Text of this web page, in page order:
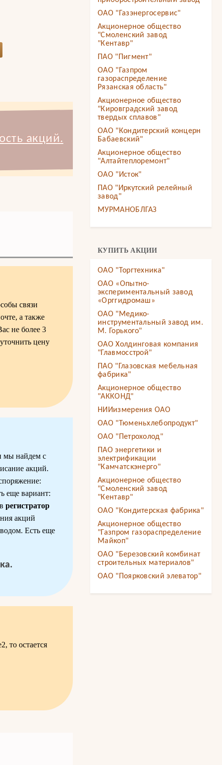
акций.
связи
а также
не более 3
цену
мы найдем с
акций.
еще вариант:
регистратор
акций
Есть еще
то остается
ОАО "Газэнергосервис"
Акционерное общество
"Смоленский завод
"Кентавр"
ПАО "Пигмент"
ОАО "Газпром
газораспределение
Рязанская область"
Акционерное общество
"Кировградский завод
твердых сплавов"
ОАО "Кондитерский концерн
Бабаевский"
Акционерное общество
"Алтайтеплоремонт"
ОАО "Исток"
ПАО "Иркутский релейный
завод"
МУРМАНОБЛГАЗ
КУПИТЬ АКЦИИ
ОАО "Торгтехника"
ОАО «Опытно-
экспериментальный завод
«Орггидромаш»
ОАО "Медико-
инструментальный завод им.
М. Горького"
ОАО Холдинговая компания
"Главмосстрой"
ПАО "Глазовская мебельная
фабрика"
Акционерное общество
"АККОНД"
НИИизмерения ОАО
ОАО "Тюменьхлебопродукт"
ОАО "Петрохолод"
ПАО энергетики и
электрификации
"Камчатскэнерго"
Акционерное общество
"Смоленский завод
"Кентавр"
ОАО "Кондитерская фабрика"
Акционерное общество
"Газпром газораспределение
Майкоп"
ОАО "Березовский комбинат
строительных материалов"
ОАО "Поярковский элеватор"